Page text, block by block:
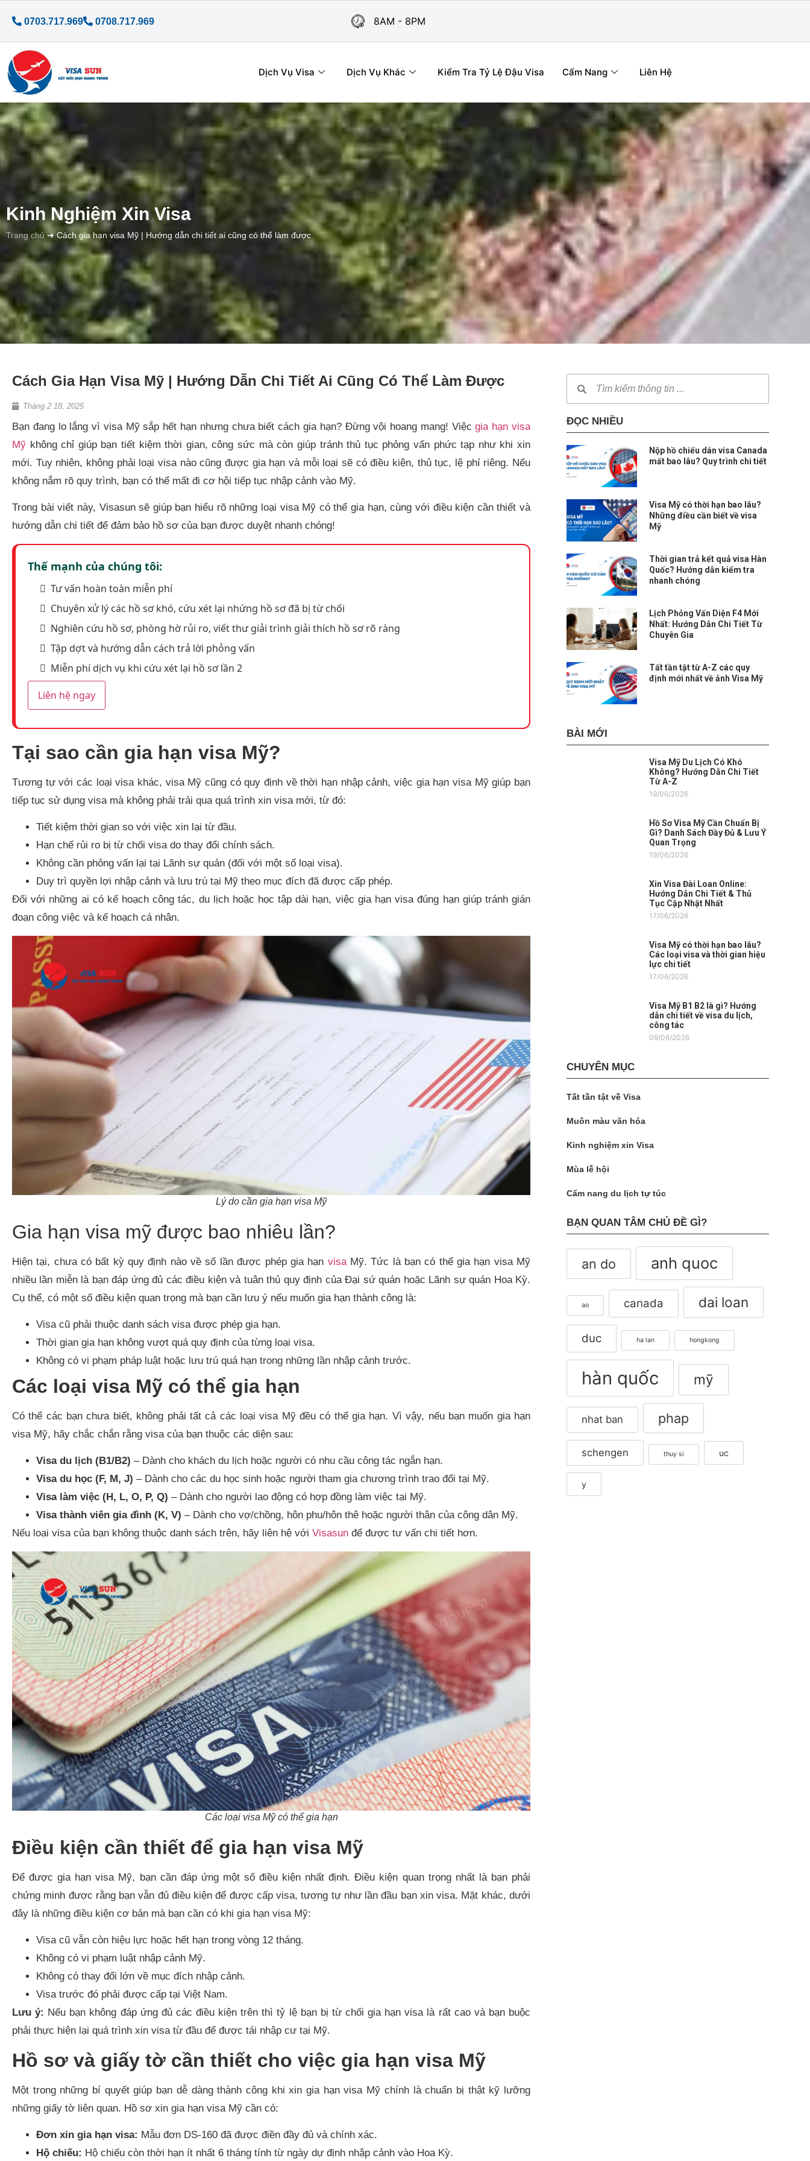
0703.717.969 0708.717.969 8AM - 8PM
Dịch Vụ Visa Dịch Vụ Khác Kiểm Tra Tỷ Lệ Đậu Visa Cẩm Nang Liên Hệ
Kinh Nghiệm Xin Visa
Trang chủ➜Cách gia hạn visa Mỹ | Hướng dẫn chi tiết ai cũng có thể làm được
Cách Gia Hạn Visa Mỹ | Hướng Dẫn Chi Tiết Ai Cũng Có Thể Làm Được
Tháng 2 18, 2025
Bạn đang lo lắng vì visa Mỹ sắp hết hạn nhưng chưa biết cách gia hạn? Đừng vội hoang mang! Việcgia hạn visa
Mỹ không chỉ giúp bạn tiết kiệm thời gian, công sức mà còn giúp tránh thủ tục phỏng vấn phức tạp như khi xin
mới. Tuy nhiên, không phải loại visa nào cũng được gia hạn và mỗi loại sẽ có điều kiện, thủ tục, lệ phí riêng. Nếu
không nắm rõ quy trình, bạn có thể mất đi cơ hội tiếp tục nhập cảnh vào Mỹ.
Trong bài viết này, Visasun sẽ giúp bạn hiểu rõ những loại visa Mỹ có thể gia hạn, cùng với điều kiện cần thiết và
hướng dẫn chi tiết để đảm bảo hồ sơ của bạn được duyệt nhanh chóng!
Thế mạnh của chúng tôi:
Tư vấn hoàn toàn miễn phí
Chuyên xử lý các hồ sơ khó, cứu xét lại nhứng hồ sơ đã bị từ chối
Nghiên cứu hồ sơ, phòng hờ rủi ro, viết thư giải trình giải thích hồ sơ rõ ràng
Tập dợt và hướng dẫn cách trả lời phỏng vấn
Miễn phí dịch vụ khi cứu xét lại hồ sơ lần 2
Liên hệ ngay
Tại sao cần gia hạn visa Mỹ?
Tương tự với các loại visa khác, visa Mỹ cũng có quy định về thời hạn nhập cảnh, việc gia hạn visa Mỹ giúp bạn
tiếp tục sử dụng visa mà không phải trải qua quá trình xin visa mới, từ đó:
Tiết kiệm thời gian so với việc xin lại từ đầu.
Hạn chế rủi ro bị từ chối visa do thay đổi chính sách.
Không cần phỏng vấn lại tại Lãnh sự quán (đối với một số loại visa).
Duy trì quyền lợi nhập cảnh và lưu trú tại Mỹ theo mục đích đã được cấp phép.
Đối với những ai có kế hoạch công tác, du lịch hoặc học tập dài hạn, việc gia hạn visa đúng hạn giúp tránh gián
đoạn công việc và kế hoạch cá nhân.
Lý do cần gia hạn visa Mỹ
Gia hạn visa mỹ được bao nhiêu lần?
Hiện tại, chưa có bất kỳ quy định nào về số lần được phép gia hạn visaMỹ. Tức là bạn có thể gia hạn visa Mỹ
nhiều lần miễn là bạn đáp ứng đủ các điều kiện và tuân thủ quy định của Đại sứ quán hoặc Lãnh sự quán Hoa Kỳ.
Cụ thể, có một số điều kiện quan trọng mà bạn cần lưu ý nếu muốn gia hạn thành công là:
Visa cũ phải thuộc danh sách visa được phép gia hạn.
Thời gian gia hạn không vượt quá quy định của từng loại visa.
Không có vi phạm pháp luật hoặc lưu trú quá hạn trong những lần nhập cảnh trước.
Các loại visa Mỹ có thể gia hạn
Có thể các bạn chưa biết, không phải tất cả các loại visa Mỹ đều có thể gia hạn. Vì vậy, nếu bạn muốn gia hạn
visa Mỹ, hãy chắc chắn rằng visa của bạn thuộc các diện sau:
Visa du lịch (B1/B2) – Dành cho khách du lịch hoặc người có nhu cầu công tác ngắn hạn.
Visa du học (F, M, J) – Dành cho các du học sinh hoặc người tham gia chương trình trao đổi tại Mỹ.
Visa làm việc (H, L, O, P, Q) – Dành cho người lao động có hợp đồng làm việc tại Mỹ.
Visa thành viên gia đình (K, V) – Dành cho vợ/chồng, hôn phu/hôn thê hoặc người thân của công dân Mỹ.
Nếu loại visa của bạn không thuộc danh sách trên, hãy liên hệ với Visasun để được tư vấn chi tiết hơn.
Các loại visa Mỹ có thể gia hạn
Điều kiện cần thiết để gia hạn visa Mỹ
Để được gia hạn visa Mỹ, bạn cần đáp ứng một số điều kiện nhất định. Điều kiện quan trọng nhất là bạn phải
chứng minh được rằng bạn vẫn đủ điều kiện để được cấp visa, tương tự như lần đầu bạn xin visa. Mặt khác, dưới
đây là những điều kiện cơ bản mà bạn cần có khi gia hạn visa Mỹ:
Visa cũ vẫn còn hiệu lực hoặc hết hạn trong vòng 12 tháng.
Không có vi phạm luật nhập cảnh Mỹ.
Không có thay đổi lớn về mục đích nhập cảnh.
Visa trước đó phải được cấp tại Việt Nam.
Lưu ý: Nếu bạn không đáp ứng đủ các điều kiện trên thì tỷ lệ bạn bị từ chối gia hạn visa là rất cao và bạn buộc
phải thực hiện lại quá trình xin visa từ đầu để được tái nhập cư tại Mỹ.
Hồ sơ và giấy tờ cần thiết cho việc gia hạn visa Mỹ
Một trong những bí quyết giúp bạn dễ dàng thành công khi xin gia hạn visa Mỹ chính là chuẩn bị thật kỹ lưỡng
những giấy tờ liên quan. Hồ sơ xin gia hạn visa Mỹ cần có:
Đơn xin gia hạn visa: Mẫu đơn DS-160 đã được điền đầy đủ và chính xác.
Hộ chiếu: Hộ chiếu còn thời hạn ít nhất 6 tháng tính từ ngày dự định nhập cảnh vào Hoa Kỳ.
ĐỌC NHIỀU
Nộp hồ chiếu dán visa Canada
mất bao lâu? Quy trình chi tiết
Visa Mỹ có thời hạn bao lâu?
Những điều cần biết về visa
Mỹ
Thời gian trả kết quả visa Hàn
Quốc? Hướng dẫn kiểm tra
nhanh chóng
Lịch Phỏng Vấn Diện F4 Mới
Nhất: Hướng Dẫn Chi Tiết Từ
Chuyên Gia
Tất tần tật từ A-Z các quy
định mới nhất về ảnh Visa Mỹ
BÀI MỚI
Visa Mỹ Du Lịch Có Khó
Không? Hướng Dẫn Chi Tiết
Từ A-Z
19/06/2026
Hồ Sơ Visa Mỹ Cần Chuẩn Bị
Gì? Danh Sách Đầy Đủ & Lưu Ý
Quan Trọng
19/06/2026
Xin Visa Đài Loan Online:
Hướng Dẫn Chi Tiết & Thủ
Tục Cập Nhật Nhất
17/06/2026
Visa Mỹ có thời hạn bao lâu?
Các loại visa và thời gian hiệu
lực chi tiết
17/06/2026
Visa Mỹ B1 B2 là gì? Hướng
dẫn chi tiết về visa du lịch,
công tác
09/06/2026
CHUYÊN MỤC
Tất tần tật về Visa
Muôn màu văn hóa
Kinh nghiệm xin Visa
Mùa lễ hội
Cẩm nang du lịch tự túc
BẠN QUAN TÂM CHỦ ĐỀ GÌ?
an do anh quoc
ao canada dai loan
duc ha lan hongkong
hàn quốc mỹ
nhat ban phap
schengen thuy si uc
y